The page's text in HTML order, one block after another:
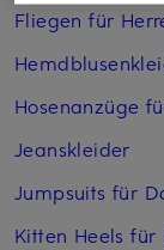
Fliegen für
Hosenanzüge
Jeanskleider
Jumpsuits für
Kitten Heels für